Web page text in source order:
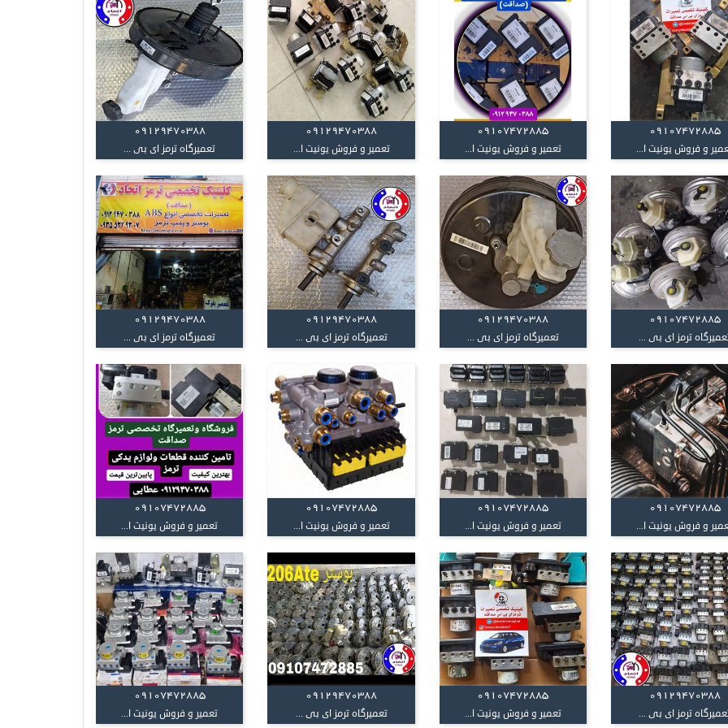
09107472885
و فروش یونیت ا...
09107472885
تعمیر و فروش یونیت ا...
09129470388
تعمیر و فروش یونیت ا...
09129470388
تعمیرگاه ترمز ای بی ...
09107472885
ترمز ای بی ...
09129470388
تعمیرگاه ترمز ای بی ...
09129470388
تعمیرگاه ترمز ای بی ...
09129470388
تعمیرگاه ترمز ای بی ...
09107472885
و فروش یونیت ا...
09107472885
تعمیر و فروش یونیت ا...
09107472885
تعمیر و فروش یونیت ا...
09107472885
تعمیر و فروش یونیت ا...
09129470388
ترمز ای بی ...
09107472885
تعمیر و فروش یونیت ا...
09129470388
تعمیرگاه ترمز ای بی ...
09107472885
تعمیر و فروش یونیت ا...